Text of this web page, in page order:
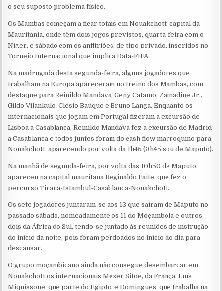
o seu suposto problema físico.
Os Mambas começam a ficar totais em Nouakchott, capital da
Mauritânia, onde têm dois jogos previstos, quarta-feira com o
Níger, e sábado com os anfitriões, de tipo privado, inseridos no
Torneio Internacional que implica Data-FIFA.
Na madrugada desta segunda-feira, alguns jogadores que
trabalham na Europa apareceram no treino dos Mambas, com
destaque para Reinildo Mandava, Geny Catamo, Zainadine Jr.,
Gildo Vilankulo, Clésio Baúque e Bruno Langa. Enquanto os
internacionais que jogam em Portugal fizeram a excursão de
Lisboa a Casablanca, Reinildo Mandava fez a excursão de Madrid
a Casablanca e todos juntos foram do cash flow marroquino para
Nouakchott, aparecendo por volta da 1h45 (3h45 sou de Maputo).
Na manhã de segunda-feira, por volta das 10h50 de Maputo,
apareceu na capital mauritana Reginaldo Faite, que fez o
percurso Tirana-Istambul-Casablanca-Nouakchott.
Os sete jogadores juntaram-se aos 13 que saíram de Maputo no
passado sábado, nomeadamente os 11 do Moçambola e outros
dois da África do Sul, tendo-se juntado às reuniões de instrução
do início da noite, pois foram perdoados no início do dia para
descansar.
O grupo moçambicano ainda não consegue desembarcar em
Nouakchott os internacionais Mexer Sitoe, da França, Luís
Miquissone, que parte do Egipto, e Domingues, que trabalha na